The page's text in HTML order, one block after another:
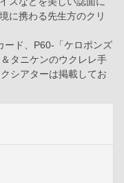
に携わる先生方のクリ
ド、P60-「ケロポンズ
タニケンのウクレレ手
シアターは掲載してお